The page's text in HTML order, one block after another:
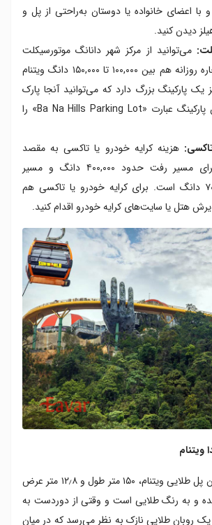
اعضای خانواده یا دوستان به‌راحتی از پل و
دیدن کنید.
می‌توانید از مرکز شهر دانانگ موتورسیکلت
اجاره کنید. هزینه اجاره روزانه هم بین ۱۰۰,۰۰۰ تا ۱۵۰,۰۰۰ دانگ ویتنام
یک پارکینگ بزرگ دارد که می‌توانید آنجا پارک
کنید. برای یافتن این پارکینگ عبارت «Ba Na Hills Parking Lot» را
هزینه کرایه خودرو یا تاکسی به مقصد
ریزورت بانا هیلز برای مسیر رفت حدود ۴۰۰,۰۰۰ دانگ و مسیر
رفت‌وبرگشت ۷۰۰,۰۰۰ دانگ است. برای کرایه خودرو یا تاکسی هم
هتل یا سایت‌های کرایه خودرو اقدام کنید.
پل دست خدا یا همان پل طلایی ویتنام، ۱۵۰ متر طول و ۱۲٫۸ متر عرض
و به رنگ طلایی است و وقتی از دوردست به
روبان طلایی نازک به نظر می‌رسد که در میان